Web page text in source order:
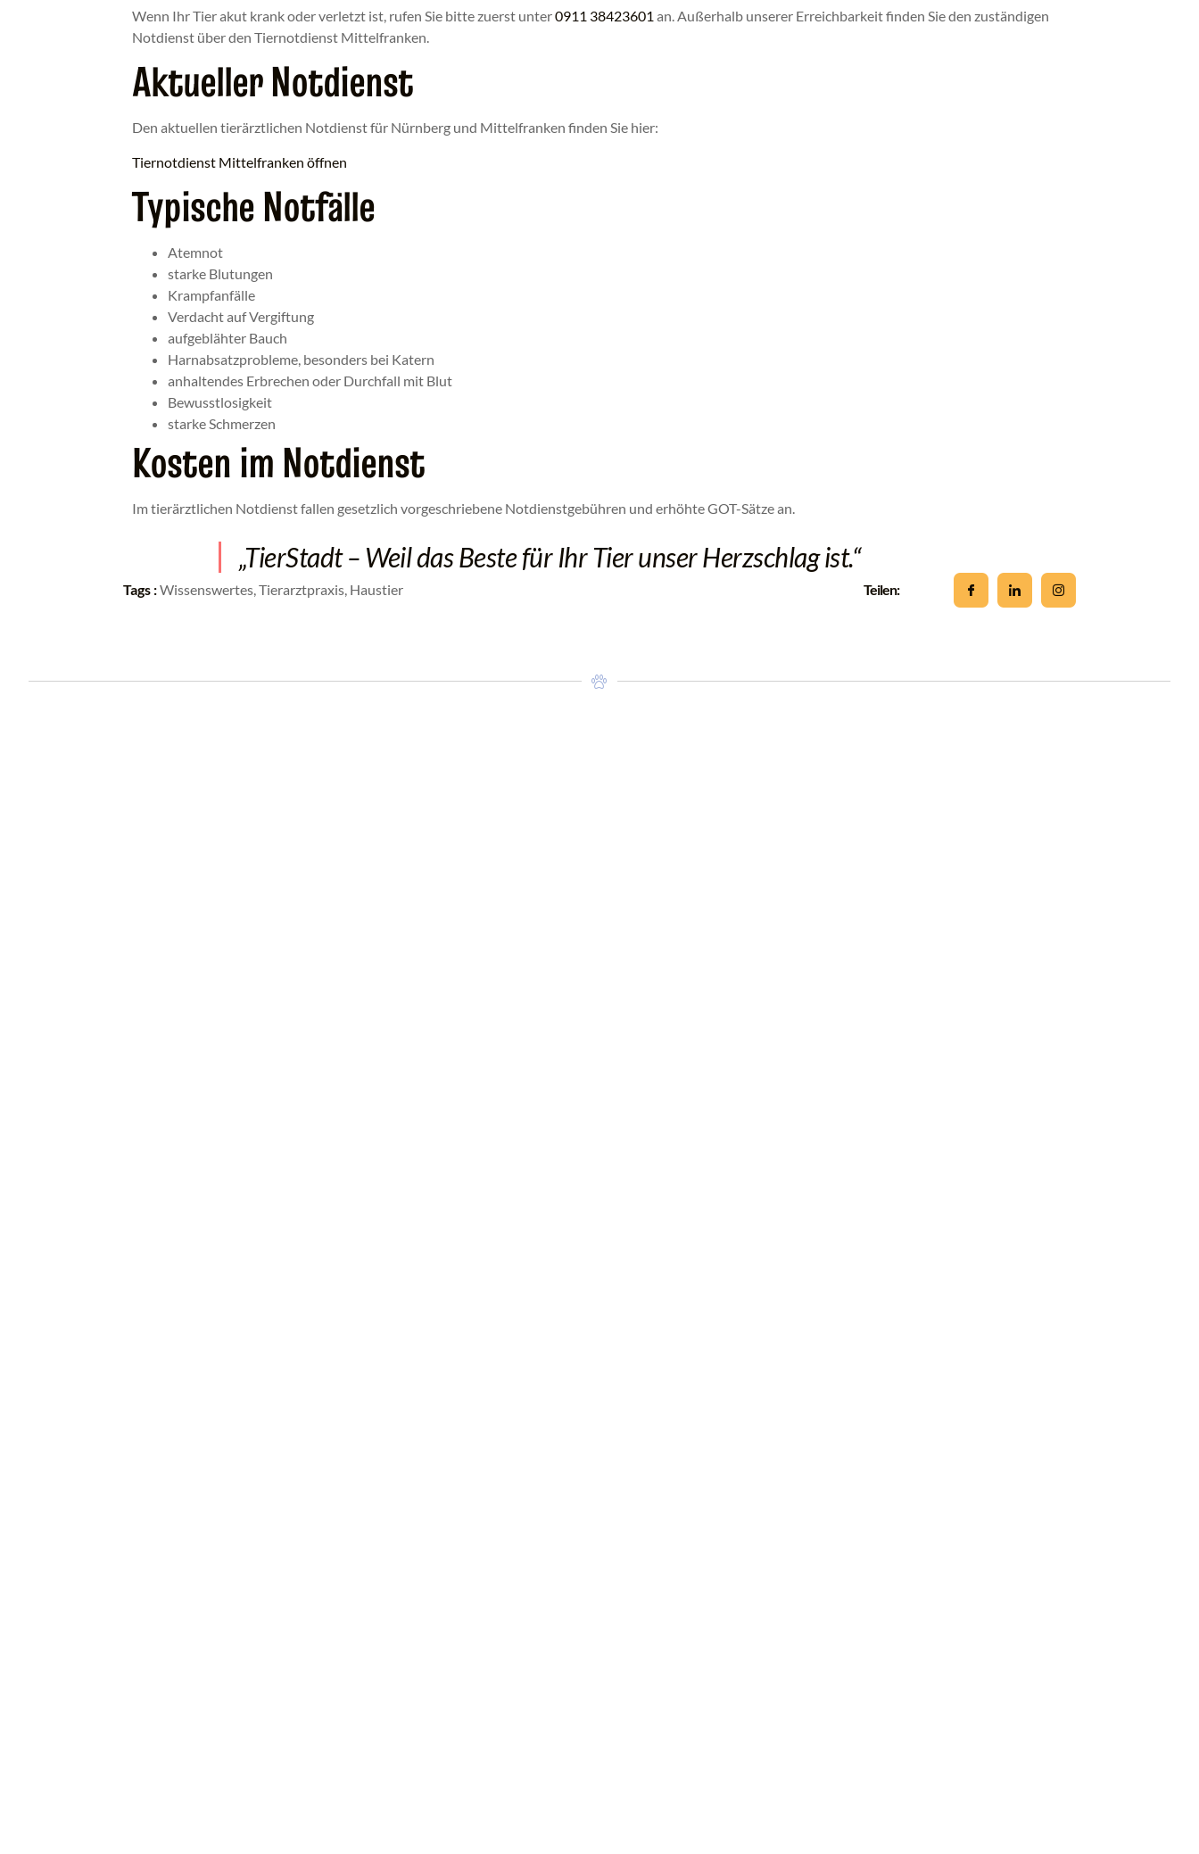
Wenn Ihr Tier akut krank oder verletzt ist, rufen Sie bitte zuerst unter0911 38423601 an. Außerhalb unserer Erreichbarkeit finden Sie den zuständigen
Notdienst über den Tiernotdienst Mittelfranken.
Aktueller Notdienst
Den aktuellen tierärztlichen Notdienst für Nürnberg und Mittelfranken finden Sie hier:
Tiernotdienst Mittelfranken öffnen
Typische Notfälle
Atemnot
starke Blutungen
Krampfanfälle
Verdacht auf Vergiftung
aufgeblähter Bauch
Harnabsatzprobleme, besonders bei Katern
anhaltendes Erbrechen oder Durchfall mit Blut
Bewusstlosigkeit
starke Schmerzen
Kosten im Notdienst
Im tierärztlichen Notdienst fallen gesetzlich vorgeschriebene Notdienstgebühren und erhöhte GOT-Sätze an.
„TierStadt – Weil das Beste für Ihr Tier unser Herzschlag ist.“
Tags :Wissenswertes, Tierarztpraxis, Haustier Teilen: